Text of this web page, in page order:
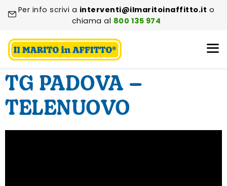
Per info scrivi a interventi@ilmaritoinaffitto.it o
chiama al 800 135 974
TG PADOVA –
TELENUOVO